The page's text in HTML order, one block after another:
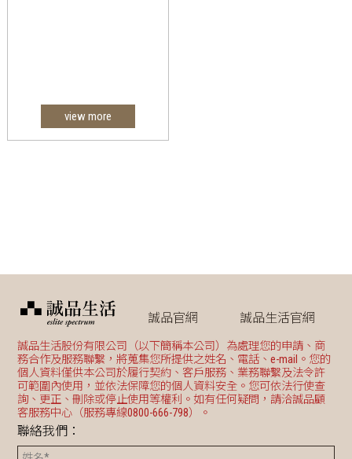
view more
誠品官網 誠品生活官網
誠品生活股份有限公司（以下簡稱本公司）為處理您的申請、商
務合作及服務聯繫，將蒐集您所提供之姓名、電話、e-mail。您的
個人資料僅供本公司於履行契約、客戶服務、業務聯繫及法令許
可範圍內使用，並依法保障您的個人資料安全。您可依法行使查
詢、更正、刪除或停止使用等權利。如有任何疑問，請洽誠品顧
客服務中心（服務專線0800-666-798）。
聯絡我們：